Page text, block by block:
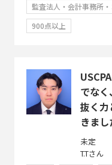
監査法人・会計事務所
900点以上
でな
抜く力
きまし
未定
T.Tさん